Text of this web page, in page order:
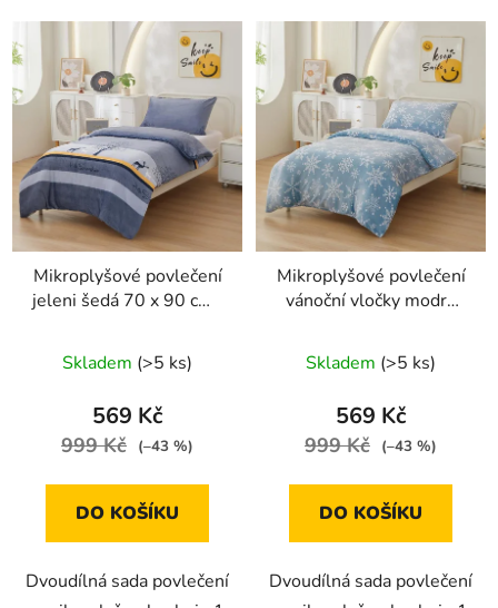
Mikroplyšové povlečení
jeleni šedá 70 x 90 cm ,
Skladem (>5 ks)
569 Kč
999 Kč (–43 %)
DO KOŠÍKU
Dvoudílná sada povlečení
Mikroplyšové povlečení
vánoční vločky modré
Skladem (>5 ks)
569 Kč
999 Kč (–43 %)
DO KOŠÍKU
Dvoudílná sada povlečení